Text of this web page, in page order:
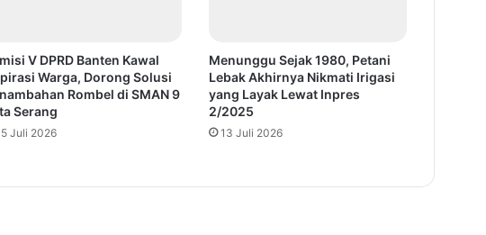
V DPRD Banten Kawal
Warga, Dorong Solusi
Rombel di SMAN 9
Serang
Juli 2026
Menunggu Sejak 1980, Petani
Lebak Akhirnya Nikmati Irigasi
yang Layak Lewat Inpres
2/2025
13 Juli 2026